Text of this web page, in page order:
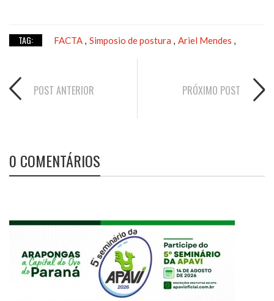
TAG: FACTA , Simposio de postura , Ariel Mendes ,
POST ANTERIOR PRÓXIMO POST
0 COMENTÁRIOS